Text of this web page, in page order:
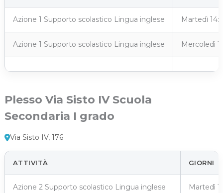
Azione 1 Supporto scolastico Lingua inglese Martedì
Azione 1 Supporto scolastico Lingua inglese Mercoledì
Plesso Via Sisto IV Scuola
Secondaria I grado
Via Sisto IV, 176
ATTIVITÀ GIORNI
Azione 2 Supporto scolastico Lingua inglese Martedì